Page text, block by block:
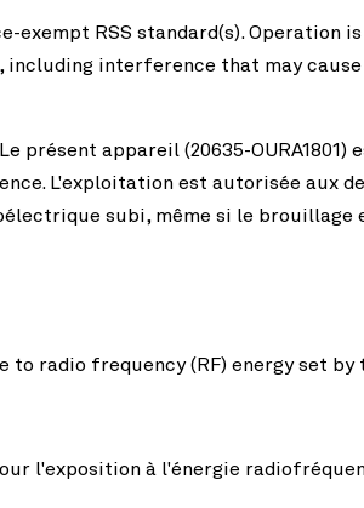
exempt RSS standard(s). Operation
including interference that may
présent appareil (20635-OURA1801)
L'exploitation est autorisée aux
subi, même si le brouillage
radio frequency (RF) energy set by
l'exposition à l'énergie